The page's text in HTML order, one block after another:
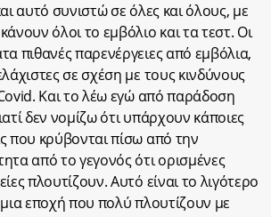
αυτό συνιστώ σε όλες και όλους, με
όλοι το εμβόλιο και τα τεστ. Οι
πιθανές παρενέργειες από εμβόλια,
σε σχέση με τους κινδύνους
Και το λέω εγώ από παράδοση
δεν νομίζω ότι υπάρχουν κάποιες
που κρύβονται πίσω από την
από το γεγονός ότι ορισμένες
πλουτίζουν. Αυτό είναι το λιγότερο
εποχή που πολύ πλουτίζουν με